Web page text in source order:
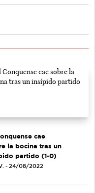
cae
la bocina tras un
partido (1-0)
- 24/08/2022